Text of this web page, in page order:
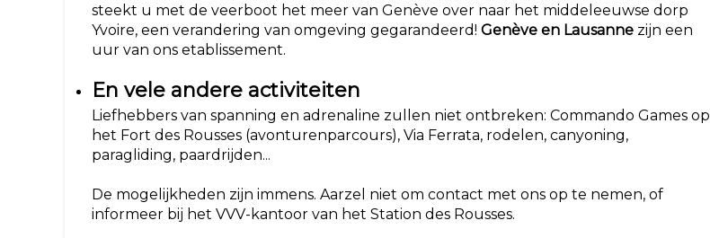
steekt u met de veerboot het meer van Genève over naar het middeleeuwse dorp
Yvoire, een verandering van omgeving gegarandeerd! Genève en Lausanne zijn een
uur van ons etablissement.
En vele andere activiteiten
Liefhebbers van spanning en adrenaline zullen niet ontbreken: Commando Games op
het Fort des Rousses (avonturenparcours), Via Ferrata, rodelen, canyoning,
paragliding, paardrijden...
De mogelijkheden zijn immens. Aarzel niet om contact met ons op te nemen, of
informeer bij het VVV-kantoor van het Station des Rousses.